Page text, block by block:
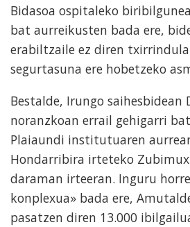
Bidasoa ospitaleko
bat aurreikusten bada ere,
erabiltzaile ez diren
segurtasuna ere hobetzeko
Bestalde, Irungo saihesbidean
noranzkoan errail gehigarri
Plaiaundi institutuaren
Hondarribira irteteko
daraman irteeran. Inguru
konplexua» bada ere,
pasatzen diren 13.000